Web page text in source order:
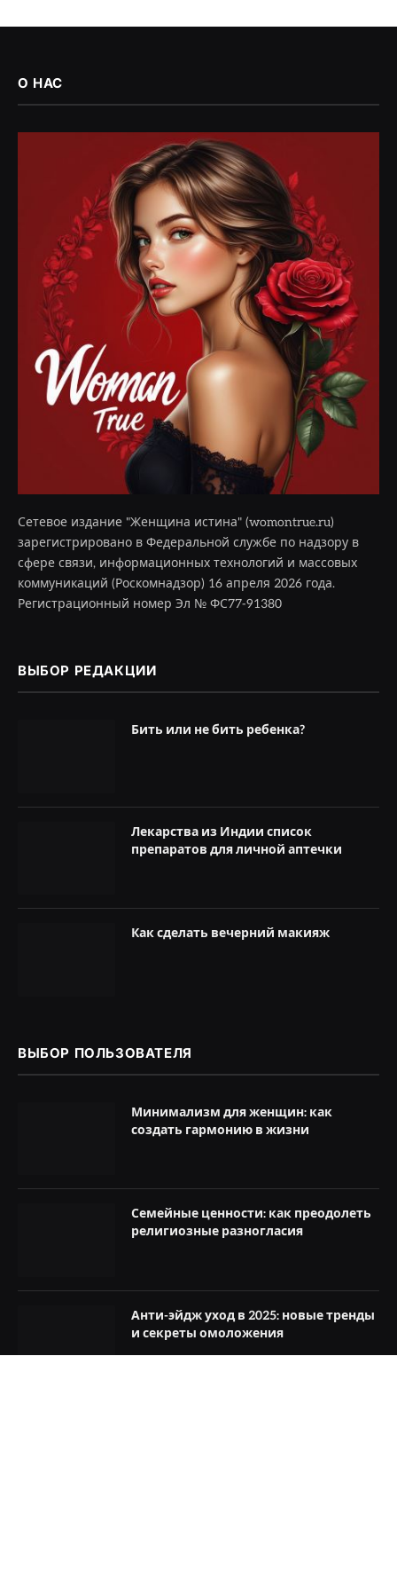
О НАС
Сетевое издание "Женщина истина" (womontrue.ru)
зарегистрировано в Федеральной службе по надзору в
сфере связи, информационных технологий и массовых
коммуникаций (Роскомнадзор) 16 апреля 2026 года.
Регистрационный номер Эл № ФС77-91380
ВЫБОР РЕДАКЦИИ
Бить или не бить ребенка?
Лекарства из Индии список
препаратов для личной аптечки
Как сделать вечерний макияж
ВЫБОР ПОЛЬЗОВАТЕЛЯ
Минимализм для женщин: как
создать гармонию в жизни
Семейные ценности: как преодолеть
религиозные разногласия
Анти-эйдж уход в 2025: новые тренды
и секреты омоложения